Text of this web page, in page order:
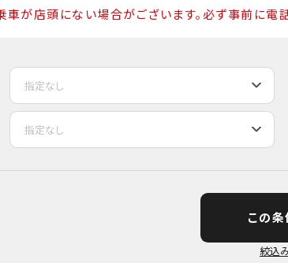
が店頭にない場合がございます。必ず事前に電
この